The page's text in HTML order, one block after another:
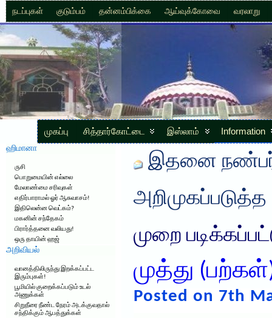
நடப்புகள் குடும்பம் தன்னம்பிக்கை ஆய்வுக்கோவை வரலாறு
முகப்பு சித்தார்கோட்டை இஸ்லாம் Information
ஹிமானா
ருசி
பொறுமையின் எல்லை
மேலாண்மை சரிவுகள்
எதிர்பாராமல் ஓர் ஆசுவாசம்!
இதிலென்ன வெட்கம்?
மகனின் சந்தேகம்
பிரார்த்தனை வலியது!
ஒரு தாயின் ஹஜ்
அறிவியல்
வானத்திலிருந்து இறக்கப்பட்ட
இரும்புகள்!
பூமியில் குறைக்கப்படும் உடல்
அணுக்கள்
சிறுநீரை நீண்ட நேரம் அடக்குவதால்
சந்திக்கும் ஆபத்துக்கள்
இதனை
அறிமுகப்படுத்த
முறை
முத்து
Posted on 7th